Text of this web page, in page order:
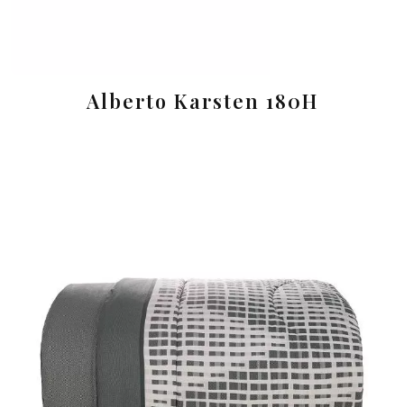
Alberto Karsten 180H